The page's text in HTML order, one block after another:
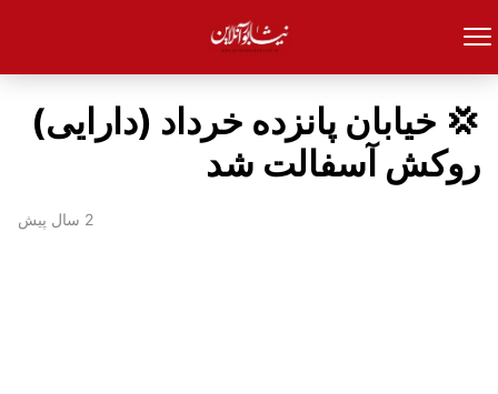
💢 خیابان پانزده خرداد (دارایی)
روکش آسفالت شد
2 سال پیش